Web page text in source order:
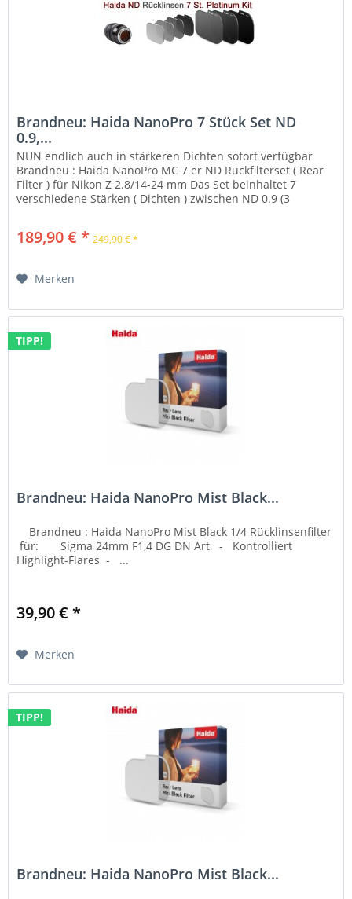
Brandneu: Haida NanoPro 7 Stück Set ND
0.9,...
NUN endlich auch in stärkeren Dichten sofort verfügbar
Brandneu : Haida NanoPro MC 7 er ND Rückfilterset ( Rear
Filter ) für Nikon Z 2.8/14-24 mm Das Set beinhaltet 7
verschiedene Stärken ( Dichten ) zwischen ND 0.9 (3
189,90 € * 249,90 € *
Merken
TIPP!
Brandneu: Haida NanoPro Mist Black...
Brandneu : Haida NanoPro Mist Black 1/4 Rücklinsenfilter
für: Sigma 24mm F1,4 DG DN Art - Kontrolliert
Highlight-Flares - ...
39,90 € *
Merken
TIPP!
Brandneu: Haida NanoPro Mist Black...